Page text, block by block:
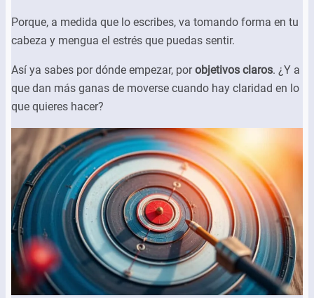
Porque, a medida que lo escribes, va tomando forma en tu
cabeza y mengua el estrés que puedas sentir.
Así ya sabes por dónde empezar, porobjetivos claros. ¿Y a
que dan más ganas de moverse cuando hay claridad en lo
que quieres hacer?